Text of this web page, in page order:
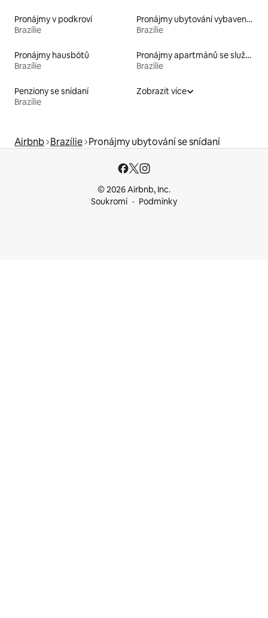
Pronájmy v podkroví
Brazílie
Pronájmy ubytování vybavených kajakem
Brazílie
Pronájmy hausbótů
Brazílie
Pronájmy apartmánů se službami
Brazílie
Penziony se snídaní
Brazílie
Zobrazit více
Airbnb Brazílie Pronájmy ubytování se snídaní
© 2026 Airbnb, Inc.
Soukromí
Podmínky